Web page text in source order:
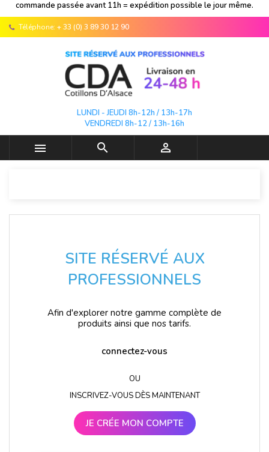
commande passée avant 11h = expédition possible le jour même.
Téléphone: + 33 (0) 3 89 30 12 90
LUNDI - JEUDI 8h-12h / 13h-17h
VENDREDI 8h-12 / 13h-16h
  
SITE RÉSERVÉ AUX
PROFESSIONNELS
Afin d'explorer notre gamme complète de
produits ainsi que nos tarifs.
connectez-vous
OU
INSCRIVEZ-VOUS DÈS MAINTENANT
JE CRÉE MON COMPTE